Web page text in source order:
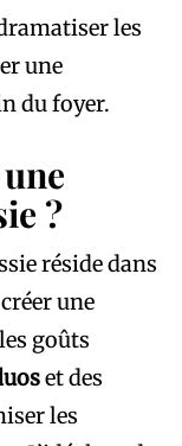
les
une
du foyer.
?
réside dans
une
goûts
et des
les